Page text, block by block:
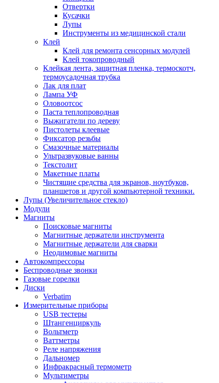
Отвертки
Кусачки
Лупы
Инструменты из медицинской стали
Клей
Клей для ремонта сенсорных модулей
Клей токопроводный
Клейкая лента, защитная пленка, термоскотч,
термоусадочная трубка
Лак для плат
Лампа УФ
Оловоотсос
Паста теплопроводная
Выжигатели по дереву
Пистолеты клеевые
Фиксатор резьбы
Смазочные материалы
Ультразвуковые ванны
Текстолит
Макетные платы
Чистящие средства для экранов, ноутбуков,
планшетов и другой компьютерной техники.
Лупы (Увеличительное стекло)
Модули
Магниты
Поисковые магниты
Магнитные держатели инструмента
Магнитные держатели для сварки
Неодимовые магниты
Автокомпрессоры
Беспроводные звонки
Газовые горелки
Диски
Verbatim
Измерительные приборы
USB тестеры
Штангенциркуль
Вольтметр
Ваттметры
Реле напряжения
Дальномер
Инфракрасный термометр
Мультиметры